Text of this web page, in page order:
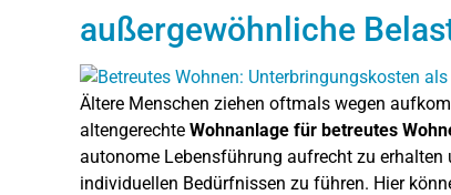
außergewöhnliche
Ältere Menschen ziehen oftmals wegen
altengerechte Wohnanlage für betreutes
autonome Lebensführung aufrecht zu
individuellen Bedürfnissen zu führen. Hier